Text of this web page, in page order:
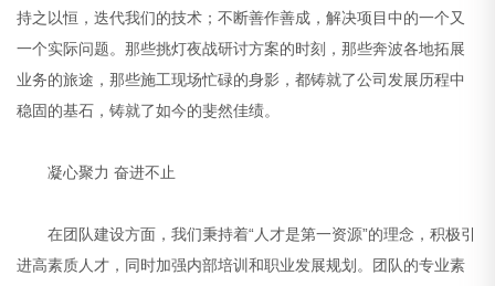
持之以恒，迭代我们的技术；不断善作善成，解决项目中的一个又
一个实际问题。那些挑灯夜战研讨方案的时刻，那些奔波各地拓展
业务的旅途，那些施工现场忙碌的身影，都铸就了公司发展历程中
稳固的基石，铸就了如今的斐然佳绩。
凝心聚力 奋进不止
在团队建设方面，我们秉持着“人才是第一资源”的理念，积极引
进高素质人才，同时加强内部培训和职业发展规划。团队的专业素